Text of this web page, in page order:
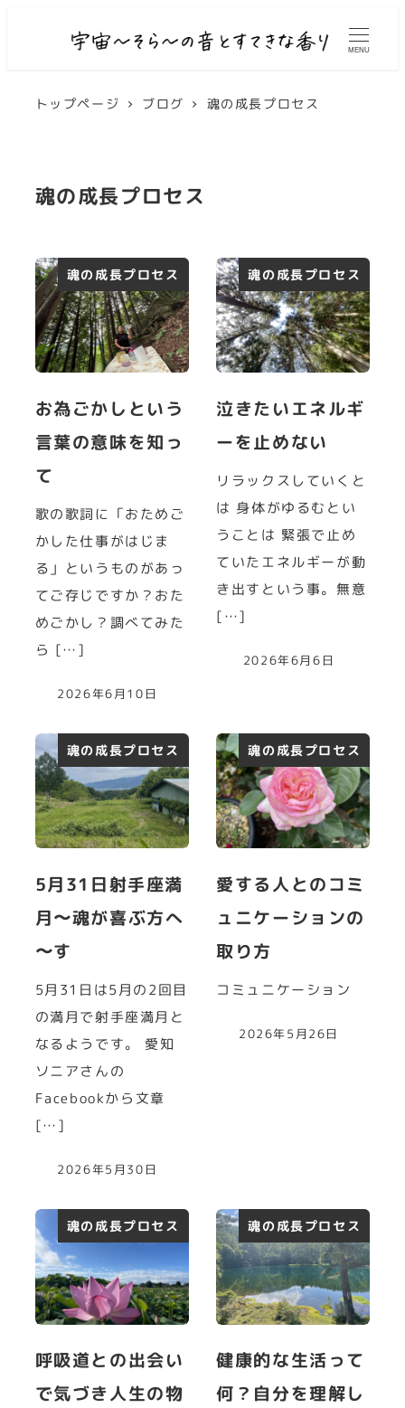
MENU
トップページ ブログ 魂の成長プロセス
魂の成長プロセス
魂の成長プロセス
お為ごかしという
言葉の意味を知っ
て
歌の歌詞に「おためご
かした仕事がはじま
る」というものがあっ
てご存じですか？おた
めごかし？調べてみた
ら […]
2026年6月10日
魂の成長プロセス
泣きたいエネルギ
ーを止めない
リラックスしていくと
は 身体がゆるむとい
うことは 緊張で止め
ていたエネルギーが動
き出すという事。無意
[…]
2026年6月6日
魂の成長プロセス
5月31日射手座満
月〜魂が喜ぶ方へ
〜す
5月31日は5月の2回目
の満月で射手座満月と
なるようです。 愛知
ソニアさんの
Facebookから文章
[…]
2026年5月30日
魂の成長プロセス
愛する人とのコミ
ュニケーションの
取り方
コミュニケーション
2026年5月26日
魂の成長プロセス
呼吸道との出会い
で気づき人生の物
魂の成長プロセス
健康的な生活って
何？自分を理解し